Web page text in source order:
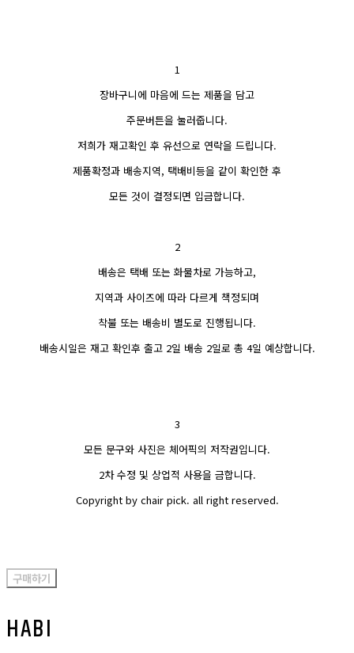
1
장바구니에 마음에 드는 제품을 담고
주문버튼을 눌러줍니다.
저희가 재고확인 후 유선으로 연락을 드립니다.
제품확정과 배송지역, 택배비등을 같이 확인한 후
모든 것이 결정되면 입금합니다.
2
배송은 택배 또는 화물차로 가능하고,
지역과 사이즈에 따라 다르게 책정되며
착불 또는 배송비 별도로 진행됩니다.
배송시일은 재고 확인후 출고 2일 배송 2일로 총 4일 예상합니다.
3
모든 문구와 사진은 체어픽의 저작권입니다.
2차 수정 및 상업적 사용을 금합니다.
Copyright by chair pick. all right reserved.
구매하기
HABI